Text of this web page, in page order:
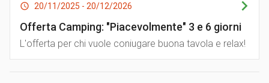
20/11/2025 - 20/12/2026
Offerta Camping: "Piacevolmente" 3 e 6 giorni
L'offerta per chi vuole coniugare buona tavola e relax!